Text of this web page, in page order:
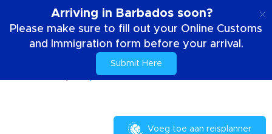
Arriving in Barbados soon?
Please make sure to fill out your Online Customs
and Immigration form before your arrival.
Submit Here
Sky View Villa
Voeg toe aan reisplanner